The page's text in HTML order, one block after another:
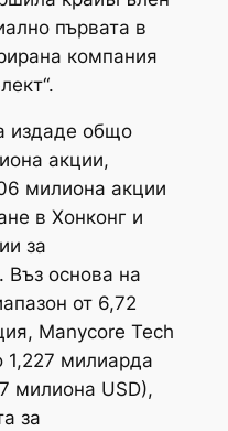
първата в
компания
издаде общо
акции,
милиона акции
в Хонконг и
за
основа на
от 6,72
Manycore Tech
1,227 милиарда
милиона USD),
за